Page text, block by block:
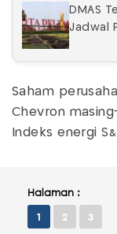
DMAS
Jadwal
Saham
Chevron
Indeks energi
Halaman :
1 2 3